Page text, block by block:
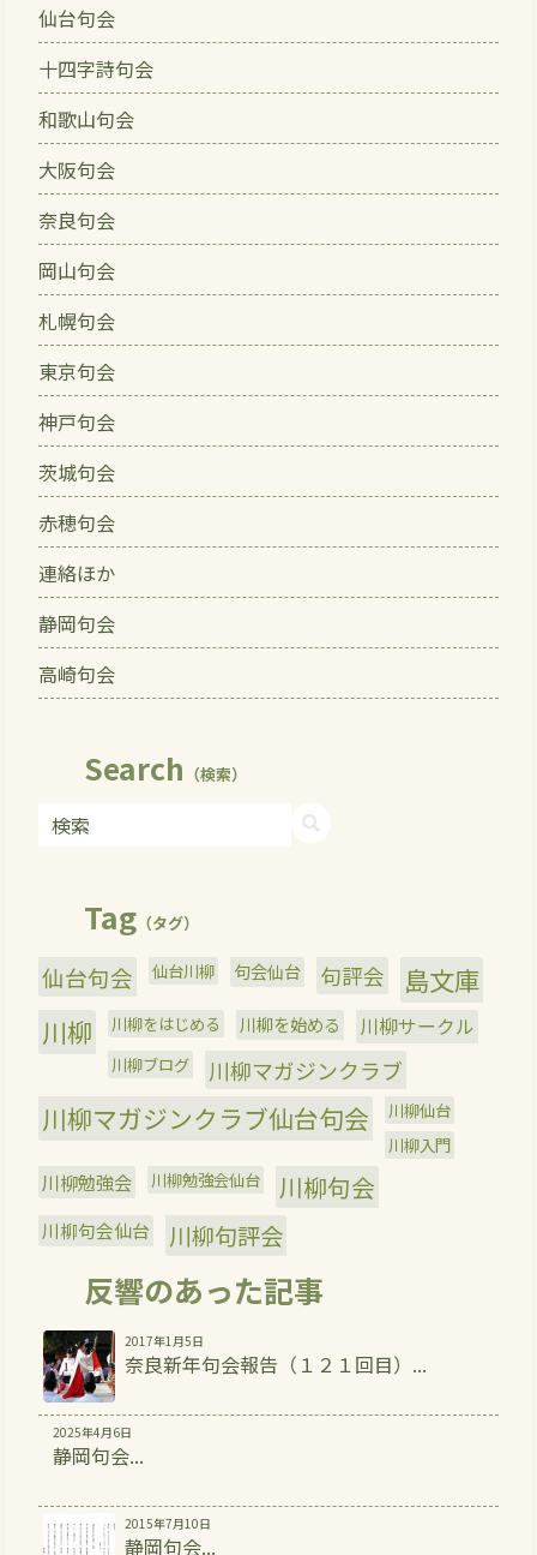
仙台句会
十四字詩句会
和歌山句会
大阪句会
奈良句会
岡山句会
札幌句会
東京句会
神戸句会
茨城句会
赤穂句会
連絡ほか
静岡句会
高崎句会
Search （検索）
Tag（タグ）
仙台句会 仙台川柳 句会仙台 句評会 島文庫
川柳 川柳をはじめる 川柳を始める 川柳サークル
川柳ブログ 川柳マガジンクラブ
川柳マガジンクラブ仙台句会
川柳仙台
川柳入門
川柳勉強会 川柳勉強会仙台 川柳句会
川柳句会仙台 川柳句評会
反響のあった記事
2017年1月5日
奈良新年句会報告（１２１回目）...
2025年4月6日
静岡句会...
2015年7月10日
静岡句会...